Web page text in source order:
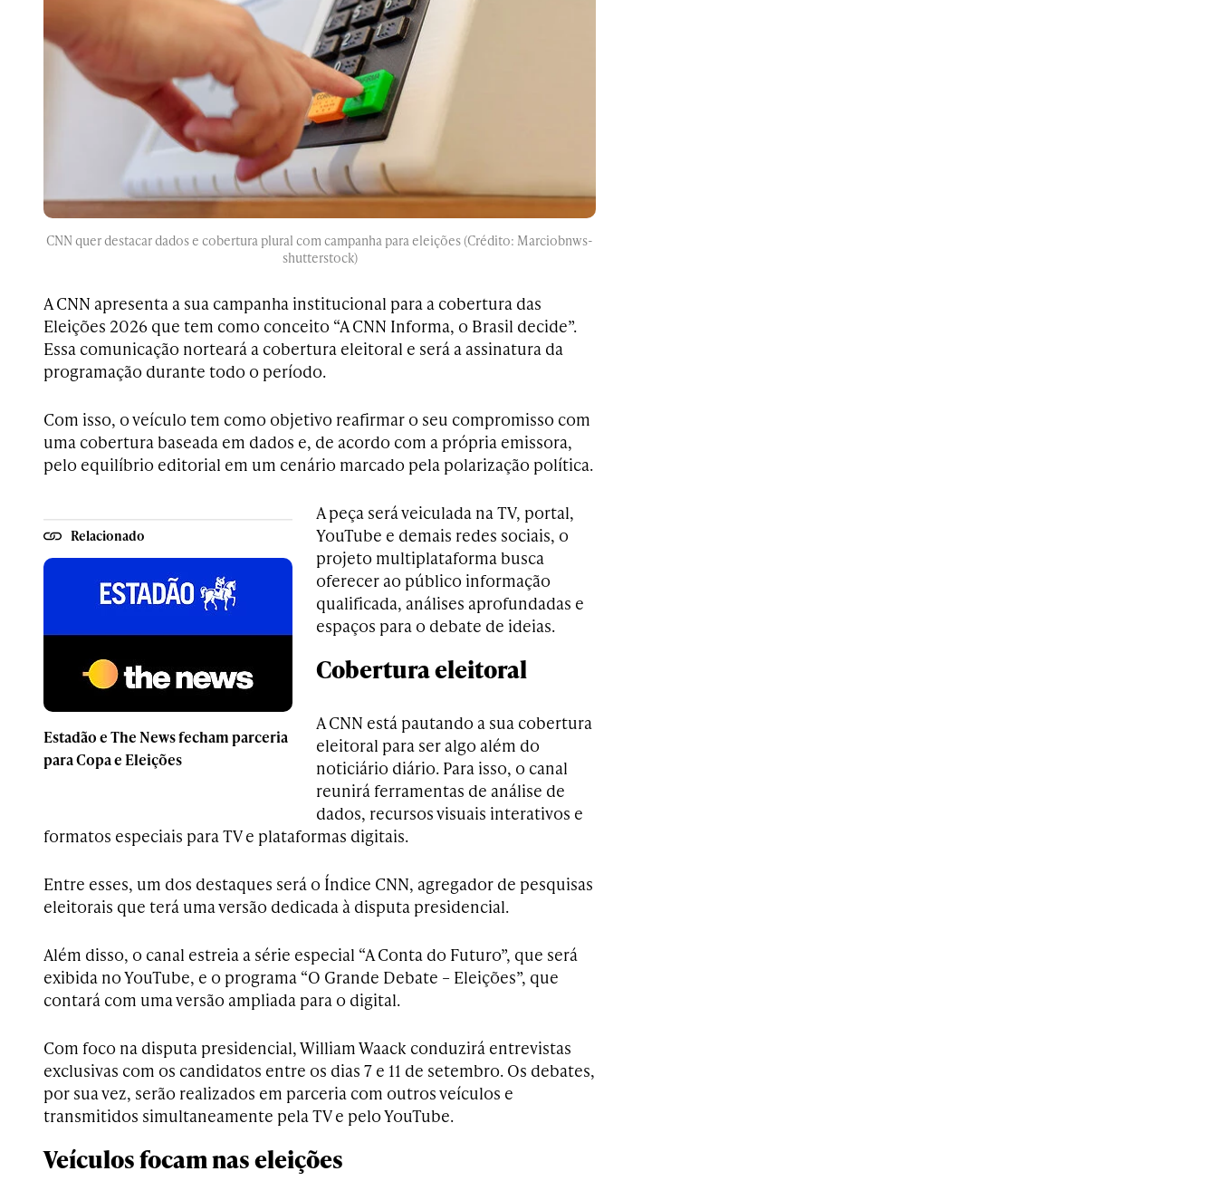
CNN quer destacar dados e cobertura plural com campanha para eleições (Crédito: Marciobnws-
shutterstock)
A CNN apresenta a sua campanha institucional para a cobertura das
Eleições 2026 que tem como conceito “A CNN Informa, o Brasil decide”.
Essa comunicação norteará a cobertura eleitoral e será a assinatura da
programação durante todo o período.
Com isso, o veículo tem como objetivo reafirmar o seu compromisso com
uma cobertura baseada em dados e, de acordo com a própria emissora,
pelo equilíbrio editorial em um cenário marcado pela polarização política.
Relacionado
Estadão e The News fecham parceria
para Copa e Eleições
A peça será veiculada na TV, portal,
YouTube e demais redes sociais, o
projeto multiplataforma busca
oferecer ao público informação
qualificada, análises aprofundadas e
espaços para o debate de ideias.
Cobertura eleitoral
A CNN está pautando a sua cobertura
eleitoral para ser algo além do
noticiário diário. Para isso, o canal
reunirá ferramentas de análise de
dados, recursos visuais interativos e
formatos especiais para TV e plataformas digitais.
Entre esses, um dos destaques será o Índice CNN, agregador de pesquisas
eleitorais que terá uma versão dedicada à disputa presidencial.
Além disso, o canal estreia a série especial “A Conta do Futuro”, que será
exibida no YouTube, e o programa “O Grande Debate – Eleições”, que
contará com uma versão ampliada para o digital.
Com foco na disputa presidencial, William Waack conduzirá entrevistas
exclusivas com os candidatos entre os dias 7 e 11 de setembro. Os debates,
por sua vez, serão realizados em parceria com outros veículos e
transmitidos simultaneamente pela TV e pelo YouTube.
Veículos focam nas eleições